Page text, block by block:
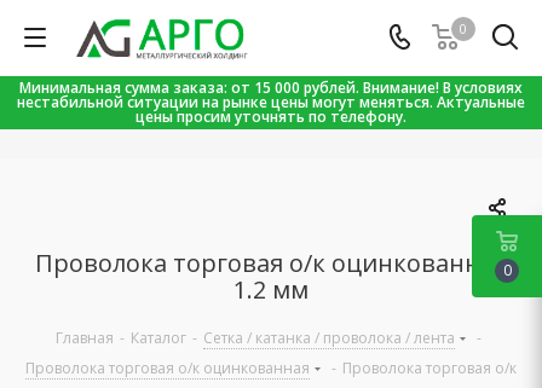
Минимальная сумма заказа: от 15 000 рублей. Внимание! В условиях
нестабильной ситуации на рынке цены могут меняться. Актуальные
цены просим уточнять по телефону.
0
Проволока торговая о/к оцинкованная
1.2 мм
Главная - Каталог - Сетка / катанка / проволока / лента
-
Проволока торговая о/к оцинкованная
- Проволока торговая о/к
0